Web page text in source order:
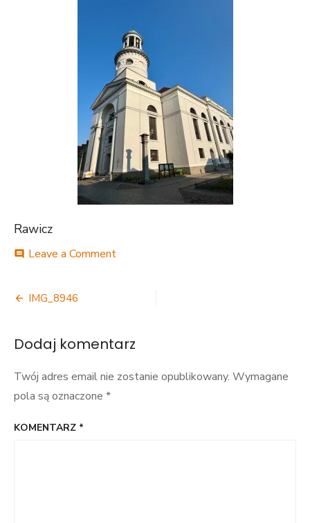
Rawicz
comment Leave a Commenton
Nawigacja
IMG_8946
Dodaj komentarz
Twój adres email nie zostanie opublikowany. Wymagane
pola są oznaczone *
KOMENTARZ *